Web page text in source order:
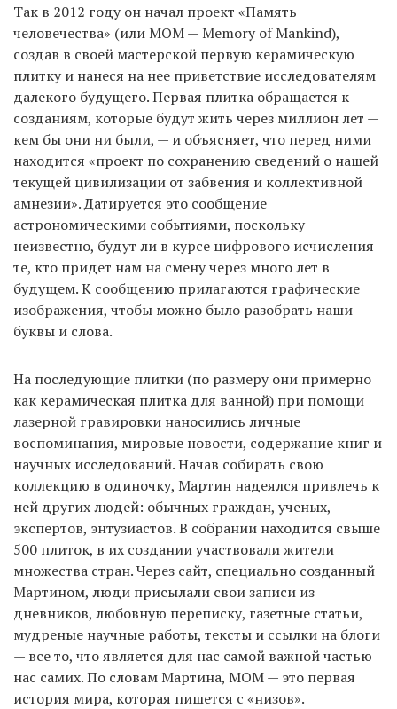
Так в 2012 году он начал проект «Память
человечества» (или MOM — Memory of Mankind),
создав в своей мастерской первую керамическую
плитку и нанеся на нее приветствие исследователям
далекого будущего. Первая плитка обращается к
созданиям, которые будут жить через миллион лет —
кем бы они ни были, — и объясняет, что перед ними
находится «проект по сохранению сведений о нашей
текущей цивилизации от забвения и коллективной
амнезии». Датируется это сообщение
астрономическими событиями, поскольку
неизвестно, будут ли в курсе цифрового исчисления
те, кто придет нам на смену через много лет в
будущем. К сообщению прилагаются графические
изображения, чтобы можно было разобрать наши
буквы и слова.
На последующие плитки (по размеру они примерно
как керамическая плитка для ванной) при помощи
лазерной гравировки наносились личные
воспоминания, мировые новости, содержание книг и
научных исследований. Начав собирать свою
коллекцию в одиночку, Мартин надеялся привлечь к
ней других людей: обычных граждан, ученых,
экспертов, энтузиастов. В собрании находится свыше
500 плиток, в их создании участвовали жители
множества стран. Через сайт, специально созданный
Мартином, люди присылали свои записи из
дневников, любовную переписку, газетные статьи,
мудреные научные работы, тексты и ссылки на блоги
— все то, что является для нас самой важной частью
нас самих. По словам Мартина, MOM — это первая
история мира, которая пишется с «низов».